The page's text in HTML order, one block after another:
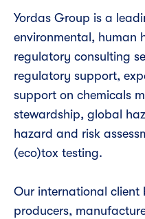
Yordas Group is a
environmental, human
regulatory consulting
regulatory support,
support on chemicals
stewardship, global
hazard and risk
(eco)tox testing.
Our international client
producers,